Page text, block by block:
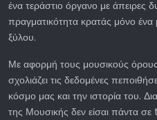
ένα τεράστιο όργανο με άπειρες
πραγματικότητα κρατάς μόνο ένα
ξύλου.
Με αφορμή τους μουσικούς
σχολιάζει τις δεδομένες
κόσμο μας και την ιστορία του.
της Μουσικής δεν είσαι πάντα